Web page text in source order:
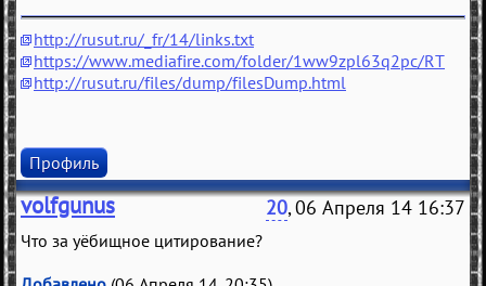
http://rusut.ru/_fr/14/links.txt
https://www.mediafire.com/folder/1ww9zpl63q2pc/RT
http://rusut.ru/files/dump/filesDump.html
Профиль
volfgunus 20, 06 Апреля 14 16:37
Что за уёбищное цитирование?